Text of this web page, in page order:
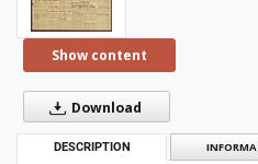
Show content
Download
DESCRIPTION